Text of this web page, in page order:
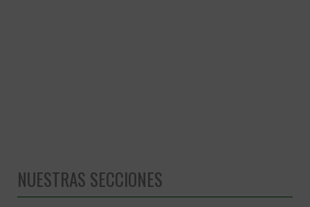
NUESTRAS SECCIONES